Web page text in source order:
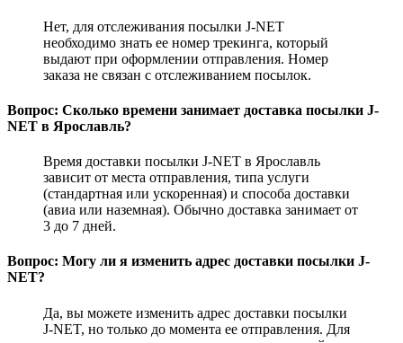
Нет, для отслеживания посылки J-NET
необходимо знать ее номер трекинга, который
выдают при оформлении отправления. Номер
заказа не связан с отслеживанием посылок.
Вопрос: Сколько времени занимает доставка посылки J-
NET в Ярославль?
Время доставки посылки J-NET в Ярославль
зависит от места отправления, типа услуги
(стандартная или ускоренная) и способа доставки
(авиа или наземная). Обычно доставка занимает от
3 до 7 дней.
Вопрос: Могу ли я изменить адрес доставки посылки J-
NET?
Да, вы можете изменить адрес доставки посылки
J-NET, но только до момента ее отправления. Для